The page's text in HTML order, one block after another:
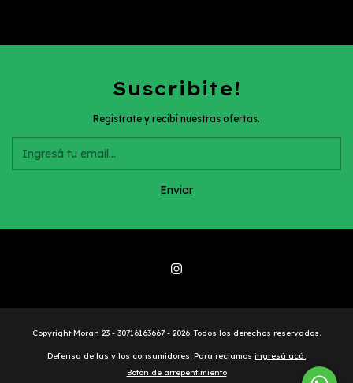
Suscribite!
Registrate y recibí nuestras ofertas.
Copyright Moran 23 - 30716163667 - 2026. Todos los derechos reservados.
Defensa de las y los consumidores. Para reclamos ingresá acá.
Botón de arrepentimiento